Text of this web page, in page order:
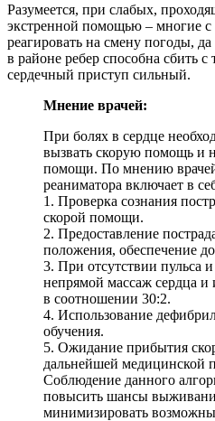
Разумеется, при слабых,
экстренной помощью – многие с
реагировать на смену погоды,
в районе ребер способна сбить с
сердечный приступ сильный.
Мнение врачей:
При болях в сердце
вызвать скорую помощь и
помощи. По мнению
реаниматора включает в
1. Проверка сознания
скорой помощи.
2. Предоставление
положения, обеспечение
3. При отсутствии пульса
непрямой массаж сердца и
в соотношении 30:2.
4. Использование
обучения.
5. Ожидание прибытия
дальнейшей медицинской
Соблюдение данного
повысить шансы
минимизировать